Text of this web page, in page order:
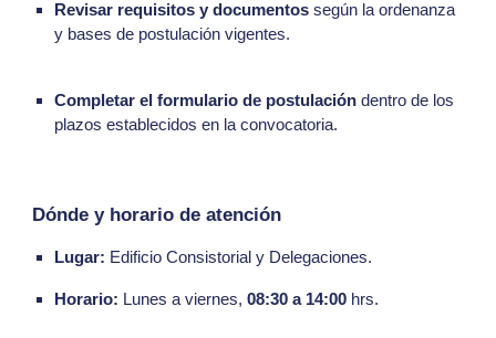
Revisar requisitos y documentos según la ordenanza
y bases de postulación vigentes.
Completar el formulario de postulación dentro de los
plazos establecidos en la convocatoria.
Dónde y horario de atención
Lugar: Edificio Consistorial y Delegaciones.
Horario: Lunes a viernes,08:30 a 14:00 hrs.